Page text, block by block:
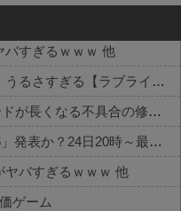
歪み出す
バすぎるｗｗｗ 他
【定期】【朗報】くりぱんせつ菜、うるさすぎる【ラブライブ！虹ヶ咲】 他
【朗報】Switch2版「FF14」、ロードが長くなる不具合の修正パッチを本日配信 他
PS5/その他「ルーンファクトリー6」発表か？24日20時～最新情報を告知する20周年記念放送を実施 他
ヤバすぎるｗｗｗ 他
ゲーム